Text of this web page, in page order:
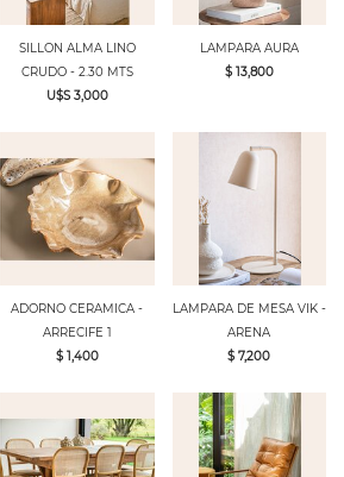
SILLON ALMA LINO
CRUDO - 2.30 MTS
U$S 3,000
LAMPARA AURA
$ 13,800
ADORNO CERAMICA -
ARRECIFE 1
$ 1,400
LAMPARA DE MESA VIK -
ARENA
$ 7,200